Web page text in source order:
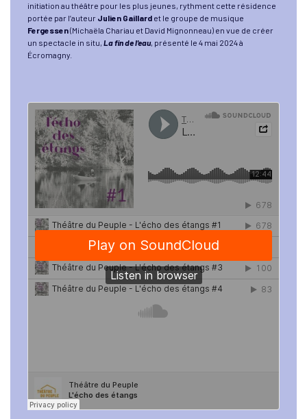
initiation au théâtre pour les plus jeunes, rythment cette résidence
portée par l’auteur Julien Gaillard et le groupe de musique
Fergessen(Michaëla Chariau et David Mignonneau) en vue de créer
un spectacle in situ, La fin de l'eau, présenté le 4 mai 2024 à
Écromagny.